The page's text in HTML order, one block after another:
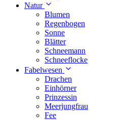
Natur
Blumen
Regenbogen
Sonne
Blätter
Schneemann
Schneeflocke
Fabelwesen
Drachen
Einhörner
Prinzessin
Meerjungfrau
Fee